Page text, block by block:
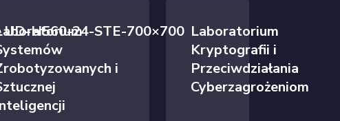
H560-24-STE-700×700
i
Laboratorium
Kryptografii i
Przeciwdziałania
Cyberzagrożeniom